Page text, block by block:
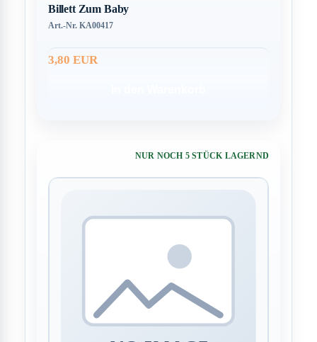
Billett Zum Baby
Art.-Nr. KA00417
3,80 EUR
NUR NOCH 5 STÜCK LAGERND